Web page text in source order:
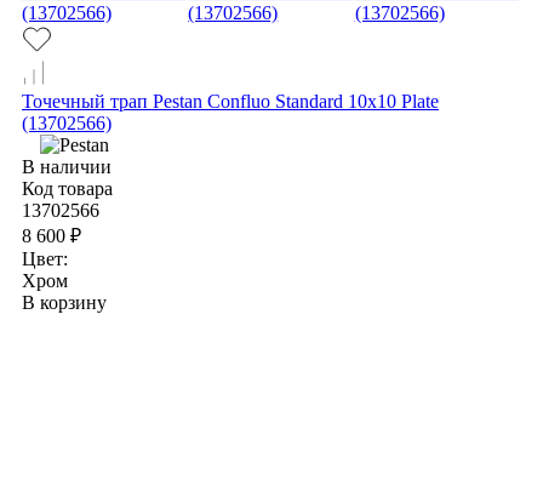
Точечный трап Pestan Confluo Standard 10х10 Plate
(13702566)
В наличии
Код товара
13702566
8 600 ₽
Цвет:
Хром
В корзину